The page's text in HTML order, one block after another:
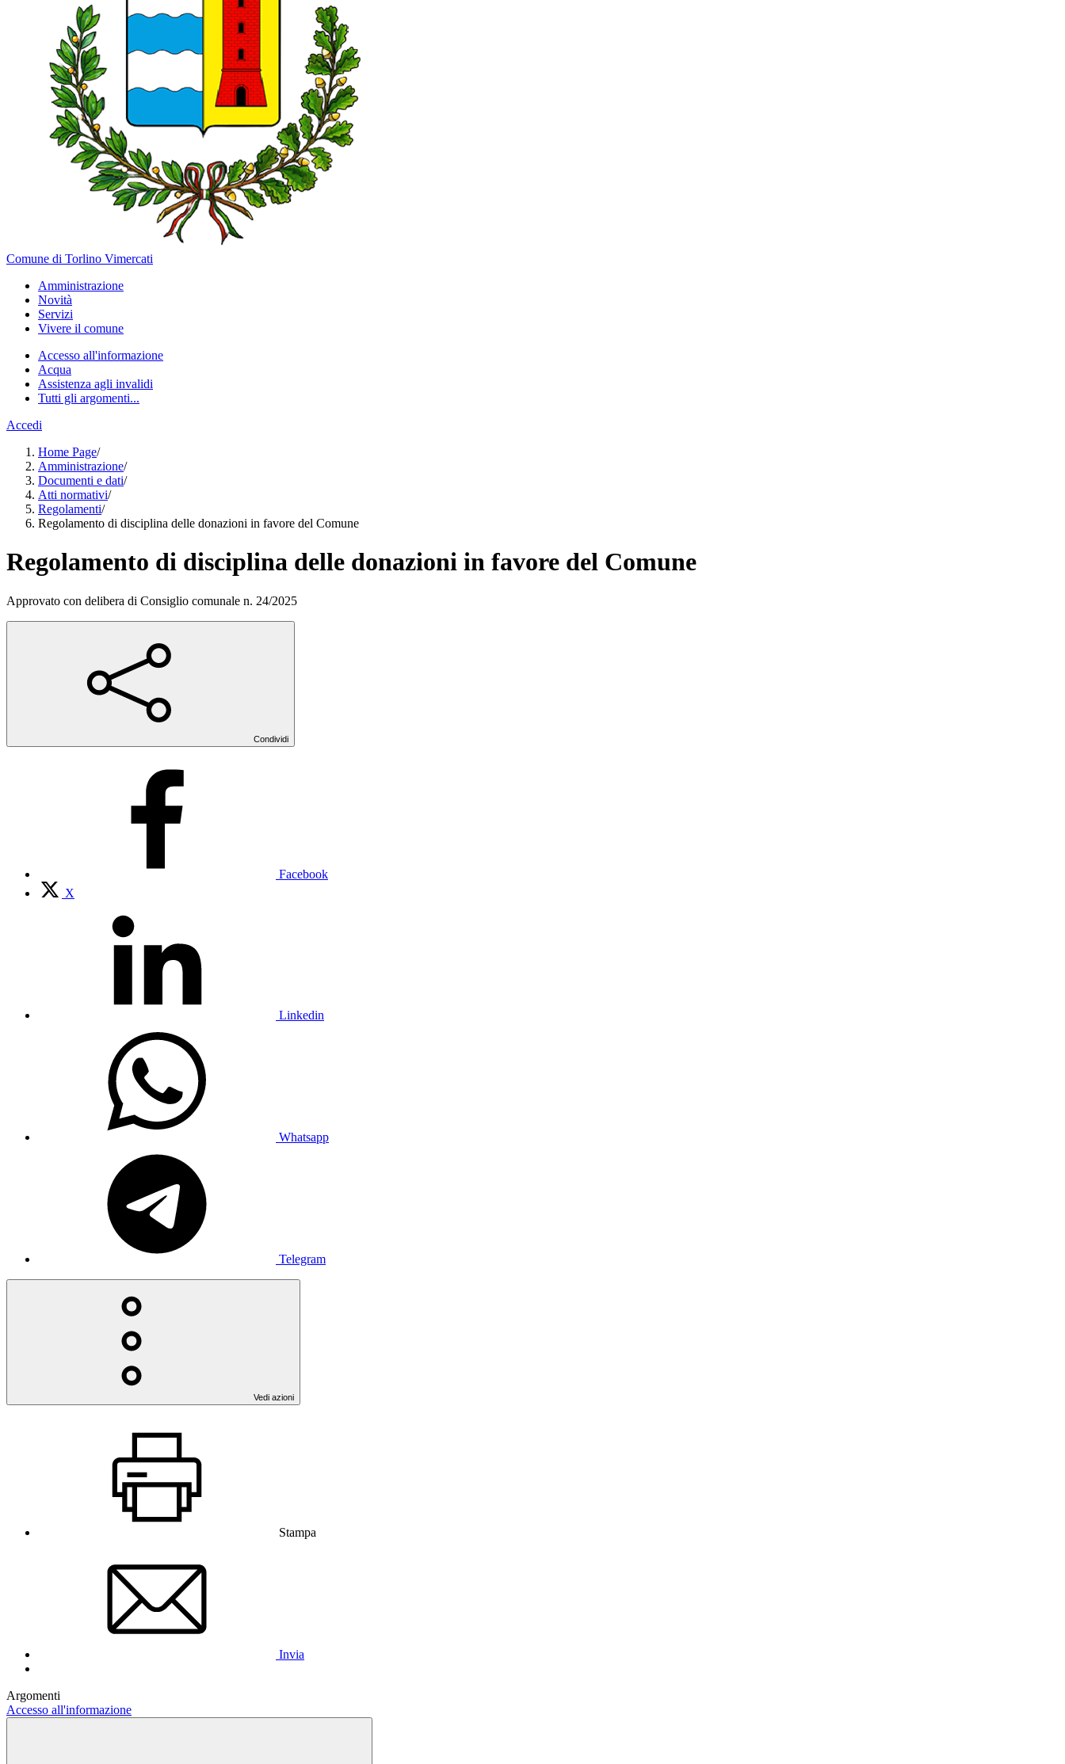
Comune di Torlino Vimercati
Amministrazione
Novità
Servizi
Vivere il comune
Accesso all'informazione
Acqua
Assistenza agli invalidi
Tutti gli argomenti...
Accedi
Home Page/
Amministrazione/
Documenti e dati/
Atti normativi/
Regolamenti/
Regolamento di disciplina delle donazioni in favore del Comune
Regolamento di disciplina delle donazioni in favore del Comune
Approvato con delibera di Consiglio comunale n. 24/2025
Condividi
Facebook
X
Linkedin
Whatsapp
Telegram
Vedi azioni
Stampa
Invia
Argomenti
Accesso all'informazione